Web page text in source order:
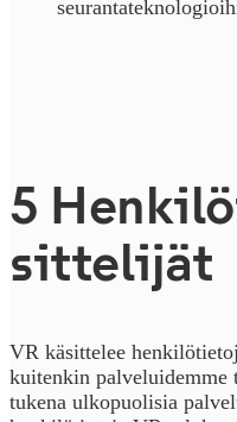
5
sit­te­li­jät
VR käsittelee
kuitenkin palveluidemme
tukena ulkopuolisia